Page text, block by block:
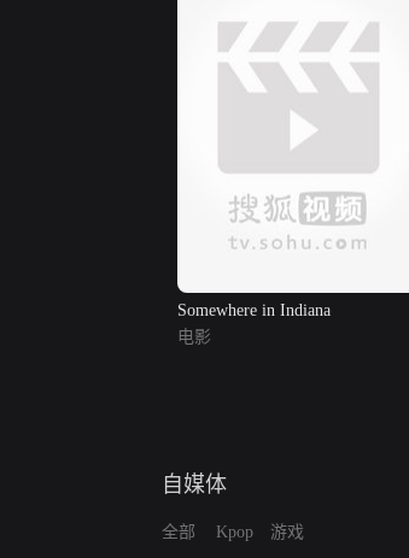
Somewhere in Indiana
电影
自媒体
全部 Kpop 游戏